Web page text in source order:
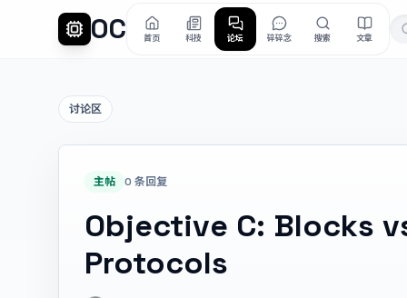
OC 首页 科技 论坛 碎碎念 搜索 文章
讨论区
主帖 0 条回复
Objective C: Blocks
Protocols